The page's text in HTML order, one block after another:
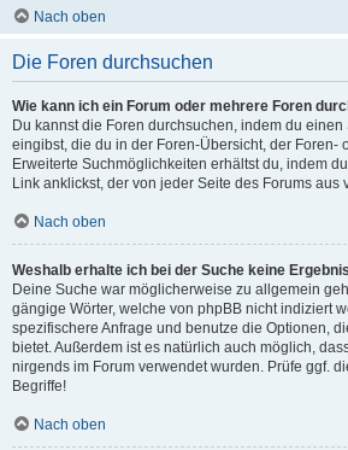
Nach oben
Die Foren durchsuchen
Wie kann ich ein Forum oder mehrere Foren
Du kannst die Foren durchsuchen, indem du
eingibst, die du in der Foren-Übersicht, der Foren-
Erweiterte Suchmöglichkeiten erhältst du, indem
Link anklickst, der von jeder Seite des Forums aus
Nach oben
Weshalb erhalte ich bei der Suche keine
Deine Suche war möglicherweise zu allgemein
gängige Wörter, welche von phpBB nicht indiziert
spezifischere Anfrage und benutze die Optionen,
bietet. Außerdem ist es natürlich auch möglich,
nirgends im Forum verwendet wurden. Prüfe ggf.
Begriffe!
Nach oben